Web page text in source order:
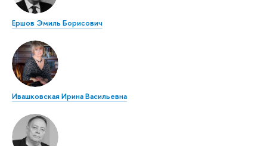
Ершов Эмиль Борисович
Ивашковская Ирина Васильевна